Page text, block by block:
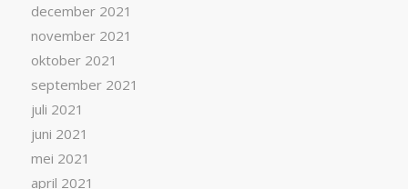
december 2021
november 2021
oktober 2021
september 2021
juli 2021
juni 2021
mei 2021
april 2021